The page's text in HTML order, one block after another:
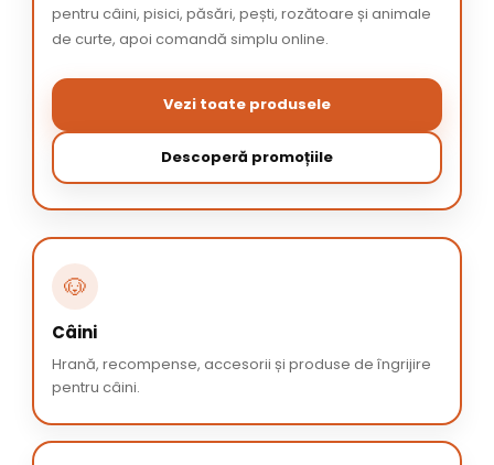
pentru câini, pisici, păsări, pești, rozătoare și animale
de curte, apoi comandă simplu online.
Vezi toate produsele
Descoperă promoțiile
🐶
Câini
Hrană, recompense, accesorii și produse de îngrijire
pentru câini.